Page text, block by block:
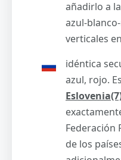
añadirlo a
azul-
verticales
idéntica
azul, rojo.
Federación
de los